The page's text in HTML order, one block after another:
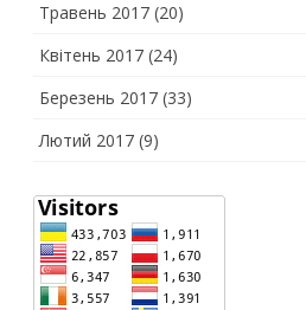
Травень 2017 (20)
Квітень 2017 (24)
Березень 2017 (33)
Лютий 2017 (9)